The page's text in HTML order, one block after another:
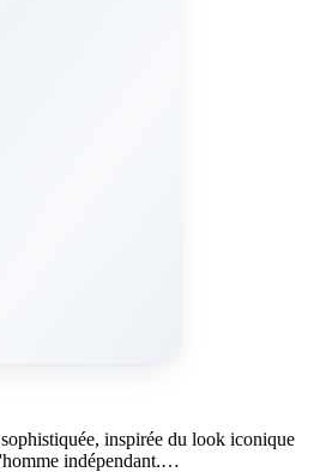
inspirée du look iconique
indépendant.